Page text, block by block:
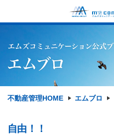
不動産管理HOME エムブロ
自由！！